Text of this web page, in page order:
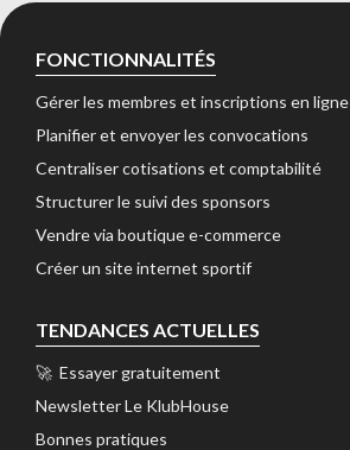
FONCTIONNALITÉS
Gérer les membres et inscriptions en ligne
Planifier et envoyer les convocations
Centraliser cotisations et comptabilité
Structurer le suivi des sponsors
Vendre via boutique e-commerce
Créer un site internet sportif
TENDANCES ACTUELLES
🚀 Essayer gratuitement
Newsletter Le KlubHouse
Bonnes pratiques